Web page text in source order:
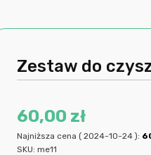
Zestaw do
60,00 zł
Najniższa cena ( 2024-10-24):
SKU:me11